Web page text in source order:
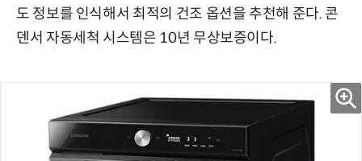
도 정보를 인식해서 최적의 건조 옵션을 추천해 준다. 콘
덴서 자동세척 시스템은 10년 무상보증이다.